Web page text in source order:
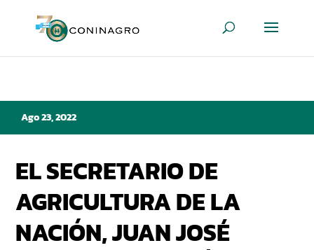
Ago 23, 2022
EL SECRETARIO DE
AGRICULTURA DE LA
NACIÓN, JUAN JOSÉ